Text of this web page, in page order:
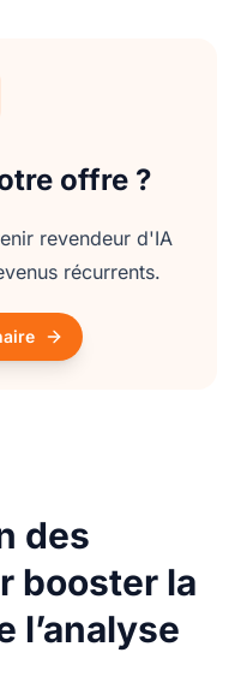
offre ?
revendeur d'IA
récurrents.
des
booster la
l’analyse